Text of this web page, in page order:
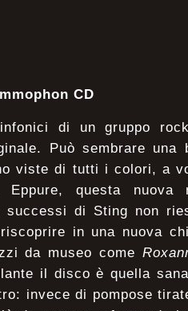
CD
di un gruppo
Può sembrare una
viste di tutti i colori, a
questa nuova
successi di Sting non
in una nuova
da museo come
il disco è quella
invece di pompose